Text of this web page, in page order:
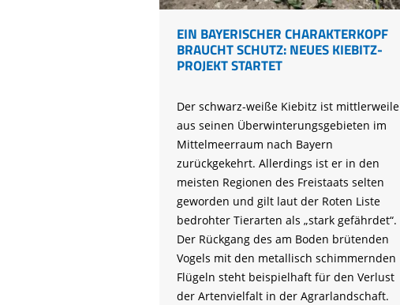
EIN BAYERISCHER CHARAKTERKOPF
BRAUCHT SCHUTZ: NEUES KIEBITZ-
PROJEKT STARTET
Der schwarz-weiße Kiebitz ist mittlerweile
aus seinen Überwinterungsgebieten im
Mittelmeerraum nach Bayern
zurückgekehrt. Allerdings ist er in den
meisten Regionen des Freistaats selten
geworden und gilt laut der Roten Liste
bedrohter Tierarten als „stark gefährdet“.
Der Rückgang des am Boden brütenden
Vogels mit den metallisch schimmernden
Flügeln steht beispielhaft für den Verlust
der Artenvielfalt in der Agrarlandschaft.